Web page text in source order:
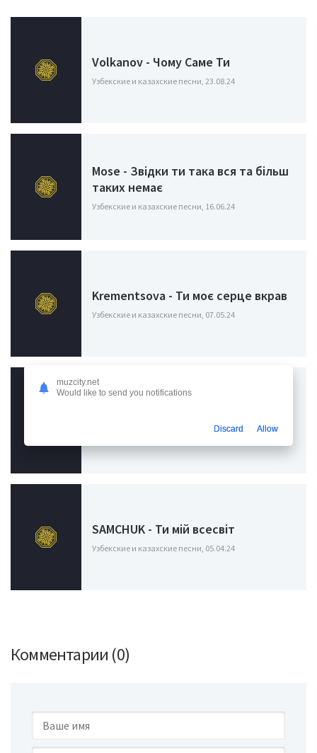
Volkanov - Чому Саме Ти
Узбекские и казахские песни, 23.08.24
Mose - Звідки ти така вся та більш
таких немає
Узбекские и казахские песни, 16.06.24
Krementsova - Ти моє серце вкрав
Узбекские и казахские песни, 07.05.24
SAMCHUK - Ти мій всесвіт
Узбекские и казахские песни, 05.04.24
Комментарии (0)
muzcity.net
Would like to send you notifications
Discard Allow